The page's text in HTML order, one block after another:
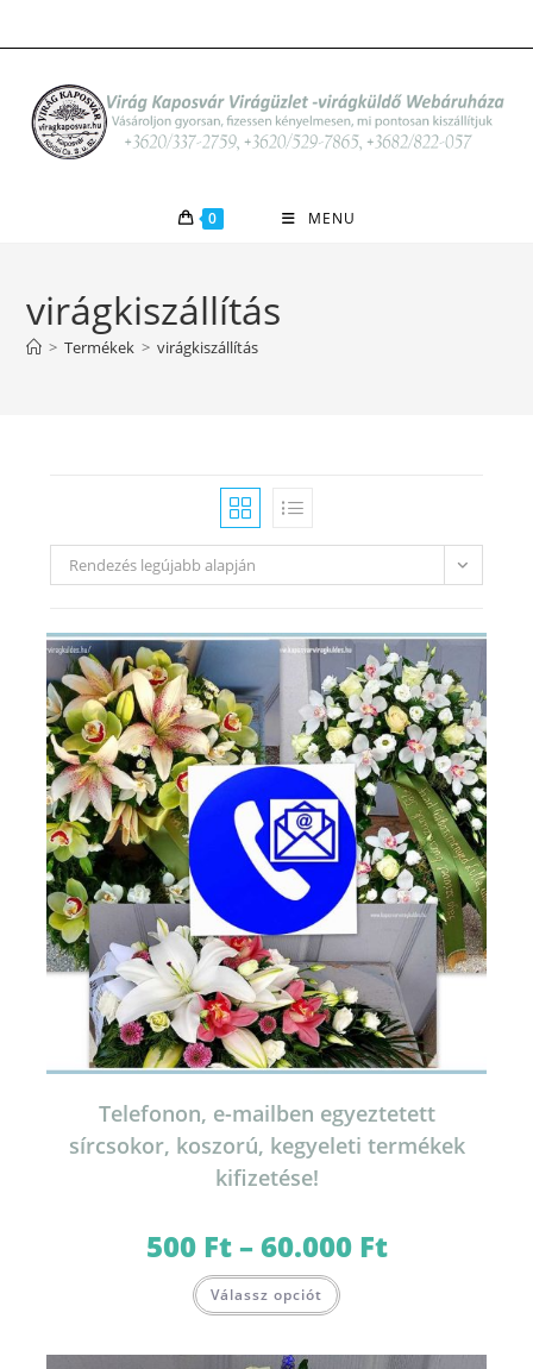
to
0 MENU
virágkiszállítás
> Termékek > virágkiszállítás
Rendezés legújabb alapján
Telefonon, e-mailben egyeztetett
sírcsokor, koszorú, kegyeleti termékek
kifizetése!
500 Ft–60.000 FtÁrtartomány:
500 Ft
Válassz opciót a